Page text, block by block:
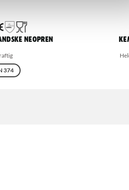
Neopren
374